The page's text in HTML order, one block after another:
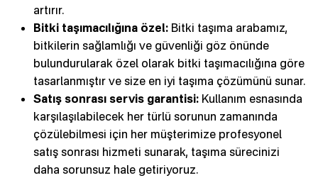
artırır.
Bitki taşımacılığına özel: Bitki taşıma arabamız,
bitkilerin sağlamlığı ve güvenliği göz önünde
bulundurularak özel olarak bitki taşımacılığına göre
tasarlanmıştır ve size en iyi taşıma çözümünü sunar.
Satış sonrası servis garantisi: Kullanım esnasında
karşılaşılabilecek her türlü sorunun zamanında
çözülebilmesi için her müşterimize profesyonel
satış sonrası hizmeti sunarak, taşıma sürecinizi
daha sorunsuz hale getiriyoruz.